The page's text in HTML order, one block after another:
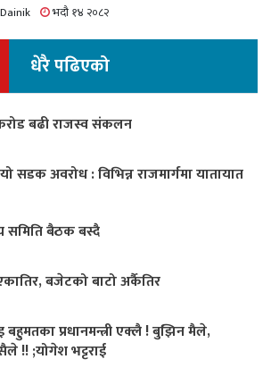
भदौ १४ २०८२
धेरै पढिएको
बढी राजस्व संकलन
सडक अवरोध : विभिन्न राजमार्गमा यातायात
समिति बैठक बस्दै
बजेटको बाटो अर्कैतिर
बहुमतका प्रधानमन्त्री एक्लै ! बुझिन मैले,
!! ;योगेश भट्टराई